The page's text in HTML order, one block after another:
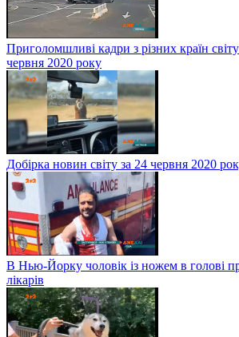
Приголомшливі кадри з різних країн
червня 2020 року
Добірка новин світу за 24 червня 2020
В Нью-Йорку чоловік із ножем в голові
лікарів